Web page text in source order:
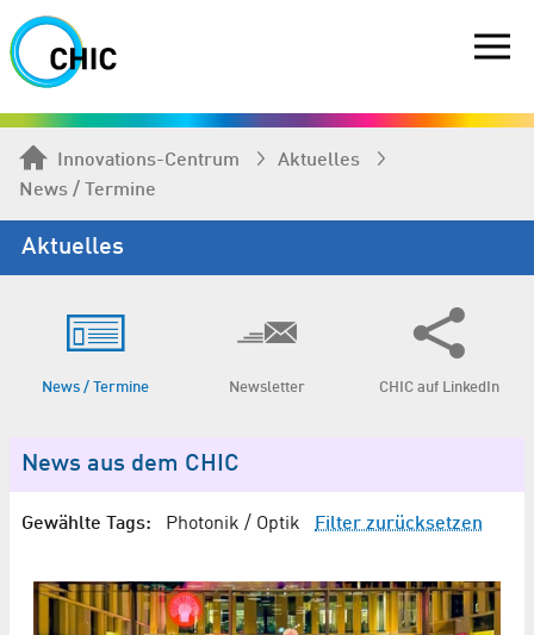
Innovations-Centrum
Aktuelles
News / Termine
Aktuelles
News / Termine Newsletter CHIC auf LinkedIn
News aus dem CHIC
Gewählte Tags: Photonik / Optik Filter zurücksetzen